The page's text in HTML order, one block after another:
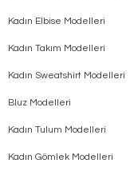
Kadın Elbise Modelleri
Kadın Takım Modelleri
Kadın Sweatshirt Modelleri
Bluz Modelleri
Kadın Tulum Modelleri
Kadın Gömlek Modelleri